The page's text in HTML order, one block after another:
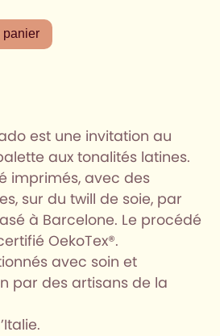
panier
est une invitation au
aux tonalités latines.
imprimés, avec des
sur du twill de soie, par
à Barcelone. Le procédé
OekoTex®.
avec soin et
par des artisans de la